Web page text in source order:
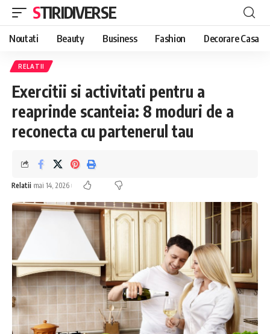
STIRIDIVERSE
Noutati Beauty Business Fashion Decorare Casa
RELATII
Exercitii si activitati pentru a
reaprinde scanteia: 8 moduri de a
reconecta cu partenerul tau
Relatii mai 14, 2026